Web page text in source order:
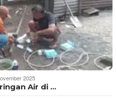
2025
Air di …